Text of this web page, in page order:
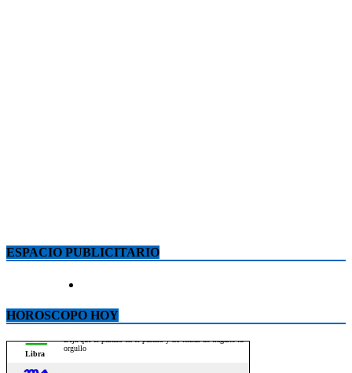
ESPACIO PUBLICITARIO
HOROSCOPO HOY